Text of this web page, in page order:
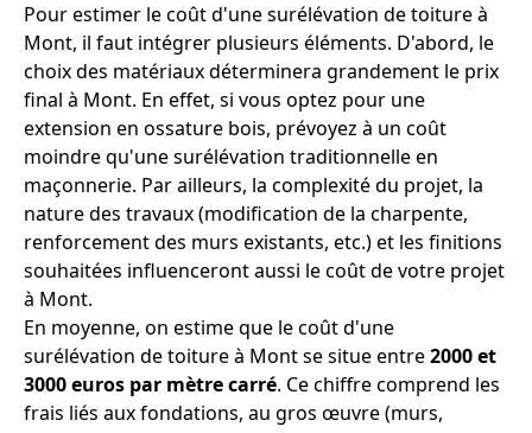
Pour estimer le coût d'une surélévation de toiture à
Mont, il faut intégrer plusieurs éléments. D'abord, le
choix des matériaux déterminera grandement le prix
final à Mont. En effet, si vous optez pour une
extension en ossature bois, prévoyez à un coût
moindre qu'une surélévation traditionnelle en
maçonnerie. Par ailleurs, la complexité du projet, la
nature des travaux (modification de la charpente,
renforcement des murs existants, etc.) et les finitions
souhaitées influenceront aussi le coût de votre projet
à Mont.
En moyenne, on estime que le coût d'une
surélévation de toiture à Mont se situe entre2000 et
3000 euros par mètre carré. Ce chiffre comprend les
frais liés aux fondations, au gros œuvre (murs,